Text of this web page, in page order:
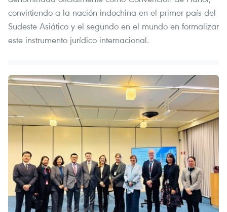
convirtiendo a la nación indochina en el primer país del
Sudeste Asiático y el segundo en el mundo en formalizar
este instrumento jurídico internacional.